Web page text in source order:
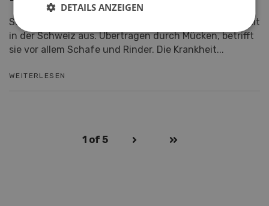
Seit August 2024 breitet sich die Blauzungenkrankheit
in der Schweiz aus. Übertragen durch Mücken, betrifft
sie vor allem Schafe und Rinder. Die Krankheit...
WEITERLESEN
1 of 5
DETAILS ANZEIGEN